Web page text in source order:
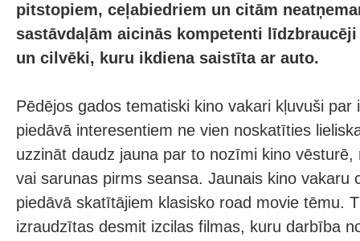
pitstopiem, ceļabiedriem un citām
sastāvdaļām aicinās kompetenti
un cilvēki, kuru ikdiena saistīta ar auto.
Pēdējos gados tematiski kino vakari kļuvuši
piedāvā interesentiem ne vien noskatīties
uzzināt daudz jauna par to nozīmi kino vēsturē,
vai sarunas pirms seansa. Jaunais kino vakaru
piedāvā skatītājiem klasisko road movie tēmu.
izraudzītas desmit izcilas filmas, kuru darbība